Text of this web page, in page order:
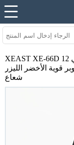
XEAST XE-66D 12 خطوط مستويات الليزر الأخضر الذاتي
قوية الأخضر الليزر
شعاع